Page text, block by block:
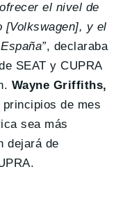
el nivel de
[Volkswagen], y el
, declaraba
SEAT y CUPRA
Wayne Griffiths,
de mes
sea más
dejará de